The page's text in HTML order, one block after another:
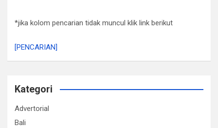
*jika kolom pencarian tidak muncul klik link berikut
[PENCARIAN]
Kategori
Advertorial
Bali